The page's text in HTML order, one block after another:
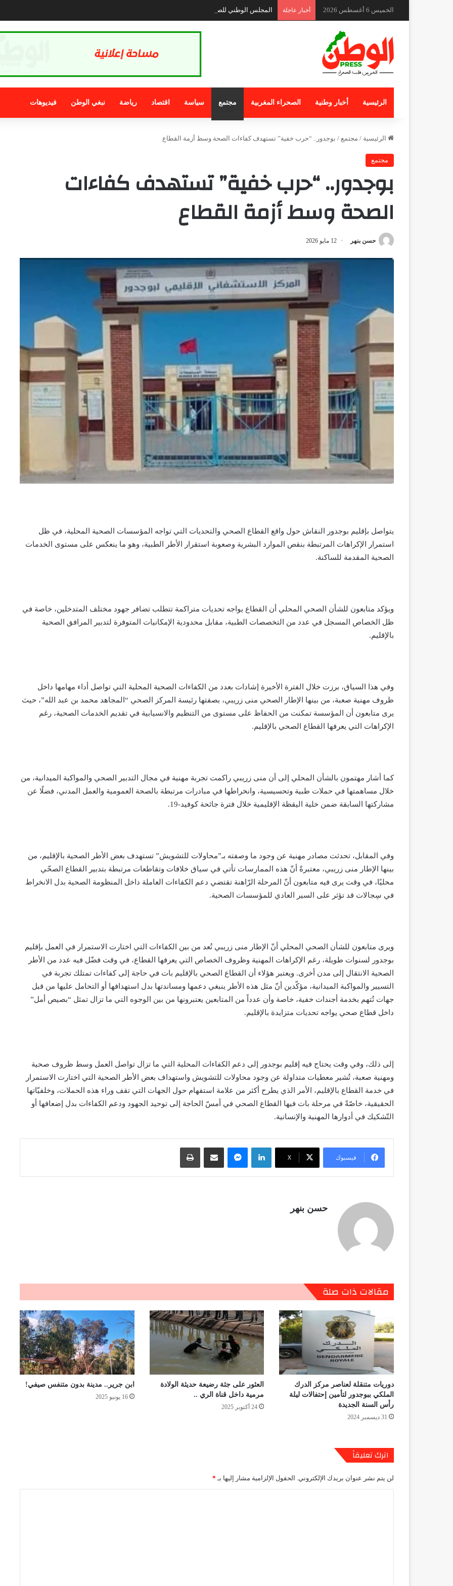
الخميس 6 أغسطس 2026 أخبار عاجلة المجلس الوطني للصحافة.. الذي نريد
الرئيسية أخبار وطنية الصحراء المغربية مجتمع سياسة اقتصاد رياضة نبغي الوطن فيديوهات
الرئيسية / مجتمع / بوجدور.. “حرب خفية” تستهدف كفاءات الصحة وسط أزمة القطاع
مجتمع
بوجدور.. “حرب خفية” تستهدف كفاءات
الصحة وسط أزمة القطاع
حسن بنهر 12 مايو 2026
يتواصل بإقليم بوجدور النقاش حول واقع القطاع الصحي والتحديات التي تواجه المؤسسات الصحية المحلية، في ظل
استمرار الإكراهات المرتبطة بنقص الموارد البشرية وصعوبة استقرار الأطر الطبية، وهو ما ينعكس على مستوى الخدمات
الصحية المقدمة للساكنة.
ويؤكد متابعون للشأن الصحي المحلي أن القطاع يواجه تحديات متراكمة تتطلب تضافر جهود مختلف المتدخلين، خاصة في
ظل الخصاص المسجل في عدد من التخصصات الطبية، مقابل محدودية الإمكانيات المتوفرة لتدبير المرافق الصحية
بالإقليم.
وفي هذا السياق، برزت خلال الفترة الأخيرة إشادات بعدد من الكفاءات الصحية المحلية التي تواصل أداء مهامها داخل
ظروف مهنية صعبة، من بينها الإطار الصحي منى زريبي، بصفتها رئيسة المركز الصحي “المجاهد محمد بن عبد الله”، حيث
يرى متابعون أن المؤسسة تمكنت من الحفاظ على مستوى من التنظيم والانسيابية في تقديم الخدمات الصحية، رغم
الإكراهات التي يعرفها القطاع الصحي بالإقليم.
كما أشار مهتمون بالشأن المحلي إلى أن منى زريبي راكمت تجربة مهنية في مجال التدبير الصحي والمواكبة الميدانية، من
خلال مساهمتها في حملات طبية وتحسيسية، وانخراطها في مبادرات مرتبطة بالصحة العمومية والعمل المدني، فضلًا عن
مشاركتها السابقة ضمن خلية اليقظة الإقليمية خلال فترة جائحة كوفيد-19.
وفي المقابل، تحدثت مصادر مهنية عن وجود ما وصفته بـ”محاولات للتشويش” تستهدف بعض الأطر الصحية بالإقليم، من
بينها الإطار منى زريبي، معتبرةً أنّ هذه الممارسات تأتي في سياق خلافات وتقاطعات مرتبطة بتدبير القطاع الصحّي
محليًا، في وقت يرى فيه متابعون أنّ المرحلة الرّاهنة تقتضي دعم الكفاءات العاملة داخل المنظومة الصحية بدل الانخراط
في سِجالات قد تؤثر على السير العادي للمؤسسات الصحية.
ويرى متابعون للشأن الصحي المحلي أنّ الإطار منى زريبي تُعد من بين الكفاءات التي اختارت الاستمرار في العمل بإقليم
بوجدور لسنوات طويلة، رغم الإكراهات المهنية وظروف الخصاص التي يعرفها القطاع، في وقت فضّل فيه عدد من الأطر
الصحية الانتقال إلى مدن أخرى. ويعتبر هؤلاء أن القطاع الصحي بالإقليم بات في حاجة إلى كفاءات تمتلك تجربة في
التسيير والمواكبة الميدانية، مؤكّدين أنّ مثل هذه الأطر ينبغي دعمها ومساندتها بدل استهدافها أو التحامل عليها من قبل
جهات تُتهم بخدمة أجندات خفية، خاصة وأن عدداً من المتابعين يعتبرونها من بين الوجوه التي ما تزال تمثل “بصيص أمل”
داخل قطاع صحي يواجه تحديات متزايدة بالإقليم.
إلى ذلك، وفي وقت يحتاج فيه إقليم بوجدور إلى دعم الكفاءات المحلية التي ما تزال تواصل العمل وسط ظروف صحية
ومهنية صعبة، تُشير معطيات متداولة عن وجود محاولات للتشويش واستهداف بعض الأطر الصحية التي اختارت الاستمرار
في خدمة القطاع بالإقليم، الأمر الذي يطرح أكثر من علامة استفهام حول الجهات التي تقف وراء هذه الحملات، وخلفيّاتها
الحقيقية، خاصّةً في مرحلة بات فيها القطاع الصحي في أمسّ الحاجة إلى توحيد الجهود ودعم الكفاءات بدل إضعافها أو
التّشكيك في أدوارها المهنية والإنسانية.
فيسبوك X
لينكدإن ماسنجر مشاركة عبر البريد طباعة
حسن بنهر
مقالات ذات صلة
دوريات متنقلة لعناصر مركز الدرك
الملكي ببوجدور لتأمين إحتفالات ليلة
رأس السنة الجديدة
31 ديسمبر 2024
العثور على جثة رضيعة حديثة الولادة
مرمية داخل قناة الري ..
24 أكتوبر 2025
ابن جرير.. مدينة بدون متنفس صيفي!
16 يونيو 2025
اترك تعليقاً
لن يتم نشر عنوان بريدك الإلكتروني. الحقول الإلزامية مشار إليها بـ *